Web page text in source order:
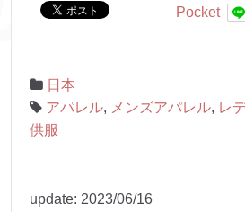
Pocket
日本
アパレル, メンズアパレル, レ
供服
update: 2023/06/16